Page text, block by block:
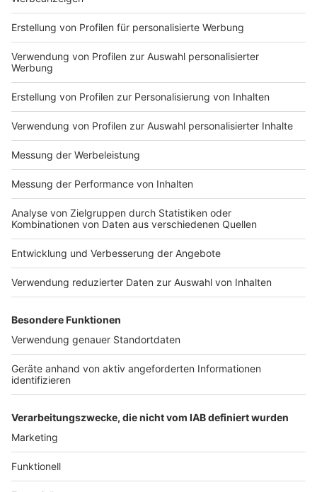
Spezialgeräte wie der Teleskoparm aus Ahaus und die
Drehleitern aus Vreden und Ahaus sind dabei. Der
Einsatz wird noch einige Stunden dauern, schätzt
Einsatzleiter Nienhaus vor Ort. Die Brandursache ist
noch unklar – Menschen kamen nicht zu Schaden.
Wegen der starken Rauchentwicklung wird die
Bevölkerung gebeten, Türen und Fenster geschlossen
zu halten und die Klimaanlagen abzuschalten. Die
Feuerwehr und das Landesumweltamt prüfen zur Zeit
die Schadstoffe im Rauch. Ein Ergebnis liegt noch
nicht vor. Der Brandort ist abgeriegelt, bitte haltet die
Zufahrtswege frei für die Feuerwehrfahrzeuge. Sobald
es da neue Entwicklungen gibt, erfahrt ihrs hier bei uns.
Anzeige
Stand 6.30 Uhr: Die Bevölkerung wird gebeten Fenster
Lüftungsanlagen abzuschalten. Wegen der Größe des
Brandes werden immer mehr Feuerwehrleute und
Löschfahrzeuge angefordert, sagte uns die Leitstelle
der Feuerwehr in Borken. Wir halten Euch auf dem
Laufenden. Informationen hier und bei RADIO WMW im
Anzeige